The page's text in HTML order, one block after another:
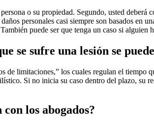
o su propiedad. Segundo, usted
personales casi siempre son basados en
puede ser que tenga un caso si
se sufre una lesión se
de limitaciones,” los cuales regulan el
Si no inicia su caso dentro del plazo, su
los abogados?